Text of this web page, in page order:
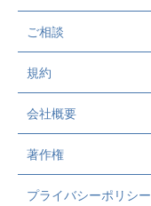
ご相談
規約
会社概要
著作権
プライバシーポリシー